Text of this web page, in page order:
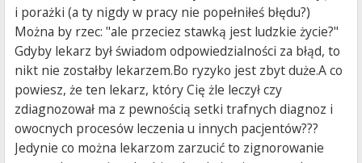
i porażki (a ty nigdy w pracy nie popełniłeś błędu?)
Można by rzec: "ale przeciez stawką jest ludzkie życie?"
Gdyby lekarz był świadom odpowiedzialności za błąd, to
nikt nie zostałby lekarzem.Bo ryzyko jest zbyt duże.A co
powiesz, że ten lekarz, który Cię żle leczył czy
zdiagnozował ma z pewnością setki trafnych diagnoz i
owocnych procesów leczenia u innych pacjentów???
Jedynie co można lekarzom zarzucić to zignorowanie